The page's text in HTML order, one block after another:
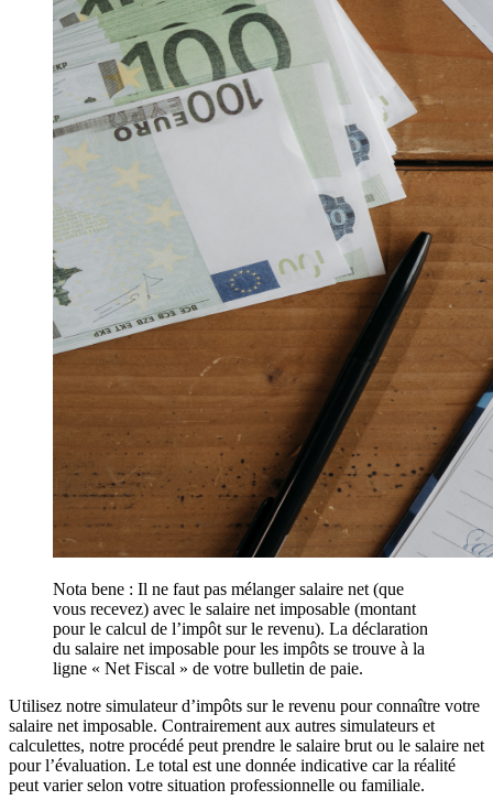
Nota bene : Il ne faut pas mélanger salaire net (que
vous recevez) avec le salaire net imposable (montant
pour le calcul de l’impôt sur le revenu). La déclaration
du salaire net imposable pour les impôts se trouve à la
ligne « Net Fiscal » de votre bulletin de paie.
Utilisez notre simulateur d’impôts sur le revenu pour connaître votre
salaire net imposable. Contrairement aux autres simulateurs et
calculettes, notre procédé peut prendre le salaire brut ou le salaire net
pour l’évaluation. Le total est une donnée indicative car la réalité
peut varier selon votre situation professionnelle ou familiale.